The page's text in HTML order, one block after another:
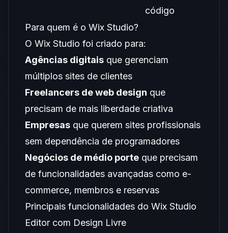
código
Para quem é o Wix Studio?
O Wix Studio foi criado para:
Agências digitais que gerenciam
múltiplos sites de clientes
Freelancers de web design que
precisam de mais liberdade criativa
Empresas que querem sites profissionais
sem dependência de programadores
Negócios de médio porte que precisam
de funcionalidades avançadas como e-
commerce, membros e reservas
Principais funcionalidades do Wix Studio
Editor com Design Livre